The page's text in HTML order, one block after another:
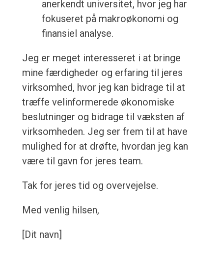
anerkendt universitet, hvor jeg har
fokuseret på makroøkonomi og
finansiel analyse.
Jeg er meget interesseret i at bringe
mine færdigheder og erfaring til jeres
virksomhed, hvor jeg kan bidrage til at
træffe velinformerede økonomiske
beslutninger og bidrage til væksten af
virksomheden. Jeg ser frem til at have
mulighed for at drøfte, hvordan jeg kan
være til gavn for jeres team.
Tak for jeres tid og overvejelse.
Med venlig hilsen,
[Dit navn]